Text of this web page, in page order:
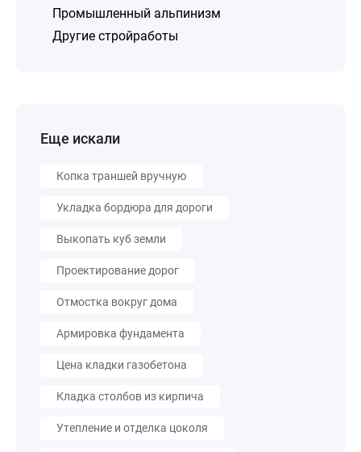
Промышленный альпинизм
Другие стройработы
Еще искали
Копка траншей вручную
Укладка бордюра для дороги
Выкопать куб земли
Проектирование дорог
Отмостка вокруг дома
Армировка фундамента
Цена кладки газобетона
Кладка столбов из кирпича
Утепление и отделка цоколя